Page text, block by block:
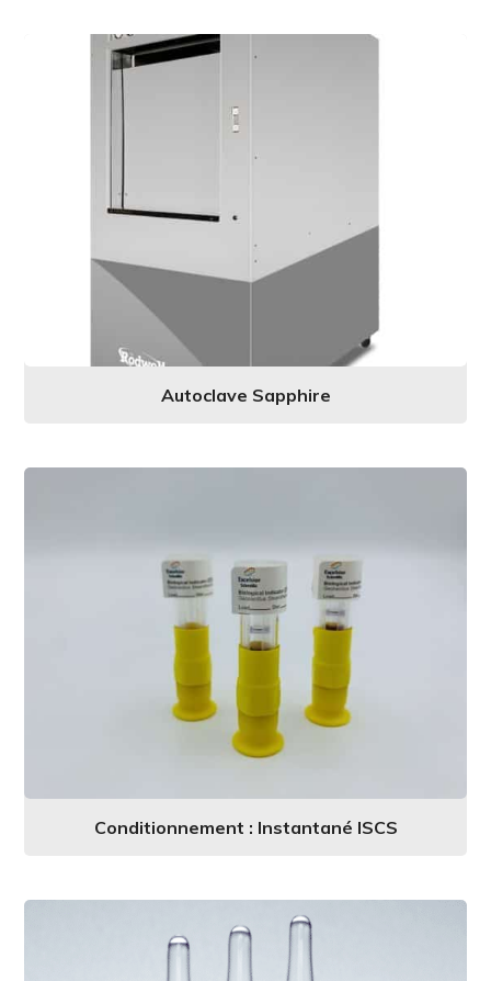
Autoclave Sapphire
Conditionnement : Instantané ISCS